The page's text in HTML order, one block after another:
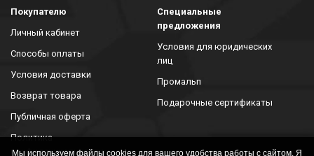
Покупателю
Личный кабинет
Способы оплаты
Условия доставки
Возврат товара
Публичная оферта
Политика
конфиденциальности
Специальные
предложения
Условия для юридических
лиц
Промальп
Подарочные сертификаты
Мы используем файлы cookies для вашего удобства работы с сайтом. Я